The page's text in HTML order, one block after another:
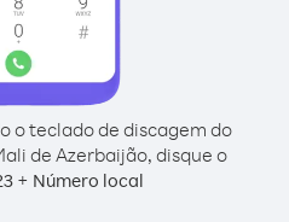
o teclado de discagem do
de Azerbaijão, disque o
+ Número local